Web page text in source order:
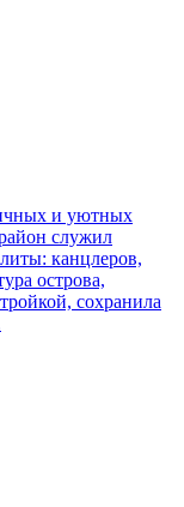
и уютных
служил
канцлеров,
острова,
сохранила